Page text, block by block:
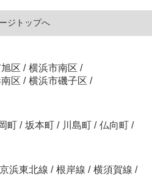
ジトップへ
区 / 横浜市南区 /
区 / 横浜市磯子区 /
町 / 坂本町 / 川島町 / 仏向町 /
京浜東北線 / 根岸線 / 横須賀線 /